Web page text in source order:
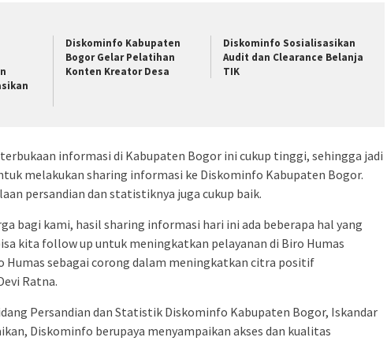
Diskominfo Kabupaten
Bogor Gelar Pelatihan
Konten Kreator Desa
Diskominfo Sosialisasikan
Audit dan Clearance Belanja
TIK
informasi di Kabupaten Bogor ini cukup tinggi, sehingga jadi
melakukan sharing informasi ke Diskominfo Kabupaten Bogor.
persandian dan statistiknya juga cukup baik.
bagi kami, hasil sharing informasi hari ini ada beberapa hal yang
kita follow up untuk meningkatkan pelayanan di Biro Humas
Humas sebagai corong dalam meningkatkan citra positif
Ratna.
Persandian dan Statistik Diskominfo Kabupaten Bogor, Iskandar
Diskominfo berupaya menyampaikan akses dan kualitas